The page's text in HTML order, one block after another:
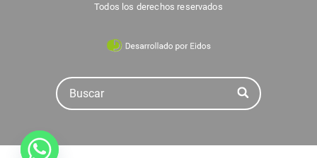
Todos los derechos reservados